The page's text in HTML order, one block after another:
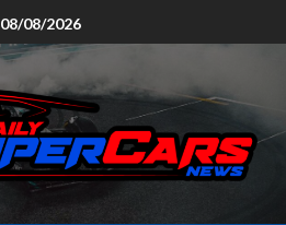
08/08/2026